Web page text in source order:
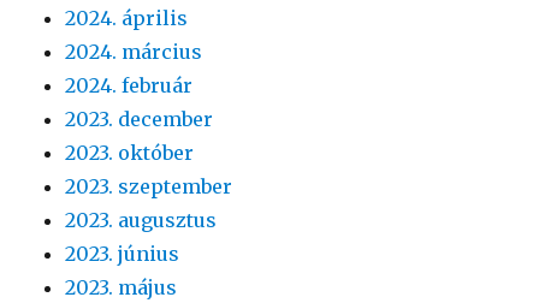
2024. április
2024. március
2024. február
2023. december
2023. október
2023. szeptember
2023. augusztus
2023. június
2023. május